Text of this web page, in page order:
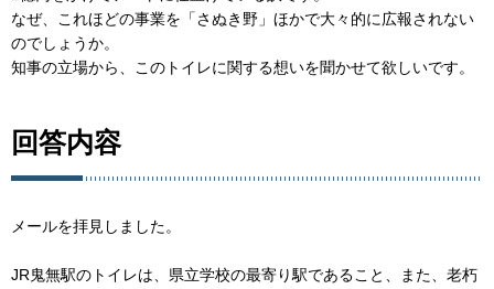
なぜ、これほどの事業を「さぬき野」ほかで大々的に広報されない
のでしょうか。
知事の立場から、このトイレに関する想いを聞かせて欲しいです。
回答内容
メールを拝見しました。
JR鬼無駅のトイレは、県立学校の最寄り駅であること、また、老朽